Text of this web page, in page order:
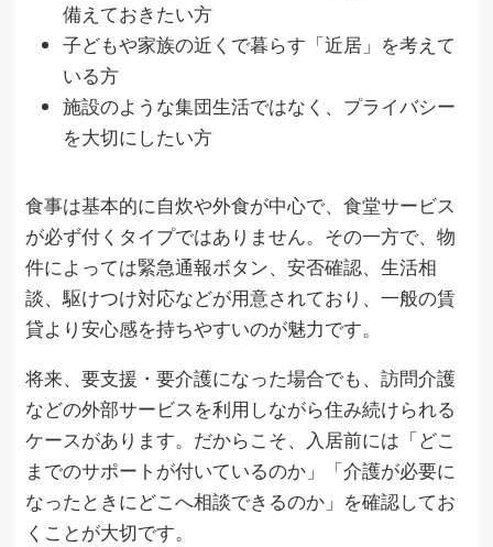
備えておきたい方
子どもや家族の近くで暮らす「近居」を考えて
いる方
施設のような集団生活ではなく、プライバシー
を大切にしたい方
食事は基本的に自炊や外食が中心で、食堂サービス
が必ず付くタイプではありません。その一方で、物
件によっては緊急通報ボタン、安否確認、生活相
談、駆けつけ対応などが用意されており、一般の賃
貸より安心感を持ちやすいのが魅力です。
将来、要支援・要介護になった場合でも、訪問介護
などの外部サービスを利用しながら住み続けられる
ケースがあります。だからこそ、入居前には「どこ
までのサポートが付いているのか」「介護が必要に
なったときにどこへ相談できるのか」を確認してお
くことが大切です。